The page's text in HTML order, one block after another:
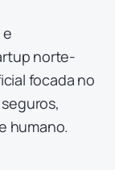
norte-
focada no
humano.